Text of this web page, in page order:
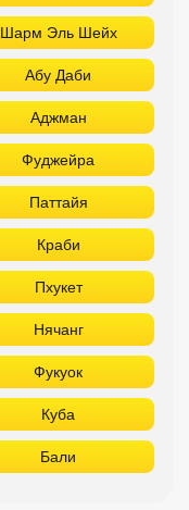
Шарм Эль Шейх
Абу Даби
Аджман
Фуджейра
Паттайя
Краби
Пхукет
Нячанг
Фукуок
Куба
Бали